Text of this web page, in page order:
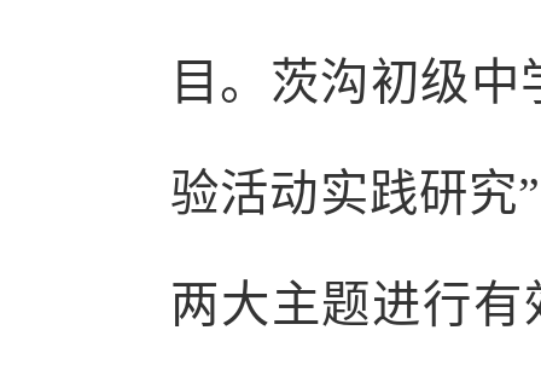
目。茨沟初级中
验活动实践研究
两大主题进行